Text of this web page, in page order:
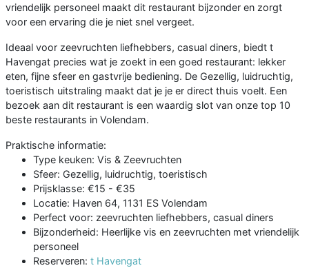
vriendelijk personeel maakt dit restaurant bijzonder en zorgt
voor een ervaring die je niet snel vergeet.
Ideaal voor zeevruchten liefhebbers, casual diners, biedt t
Havengat precies wat je zoekt in een goed restaurant: lekker
eten, fijne sfeer en gastvrije bediening. De Gezellig, luidruchtig,
toeristisch uitstraling maakt dat je je er direct thuis voelt. Een
bezoek aan dit restaurant is een waardig slot van onze top 10
beste restaurants in Volendam.
Praktische informatie:
Type keuken: Vis & Zeevruchten
Sfeer: Gezellig, luidruchtig, toeristisch
Prijsklasse: €15 - €35
Locatie: Haven 64, 1131 ES Volendam
Perfect voor: zeevruchten liefhebbers, casual diners
Bijzonderheid: Heerlijke vis en zeevruchten met vriendelijk
personeel
Reserveren: t Havengat